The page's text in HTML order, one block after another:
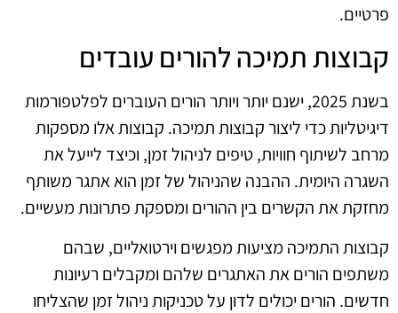
פרטיים.
קבוצות תמיכה להורים עובדים
בשנת 2025, ישנם יותר ויותר הורים העוברים לפלטפורמות
דיגיטליות כדי ליצור קבוצות תמיכה. קבוצות אלו מספקות
מרחב לשיתוף חוויות, טיפים לניהול זמן, וכיצד לייעל את
השגרה היומית. ההבנה שהניהול של זמן הוא אתגר משותף
מחזקת את הקשרים בין ההורים ומספקת פתרונות מעשיים.
קבוצות התמיכה מציעות מפגשים וירטואליים, שבהם
משתפים הורים את האתגרים שלהם ומקבלים רעיונות
חדשים. הורים יכולים לדון על טכניקות ניהול זמן שהצליחו